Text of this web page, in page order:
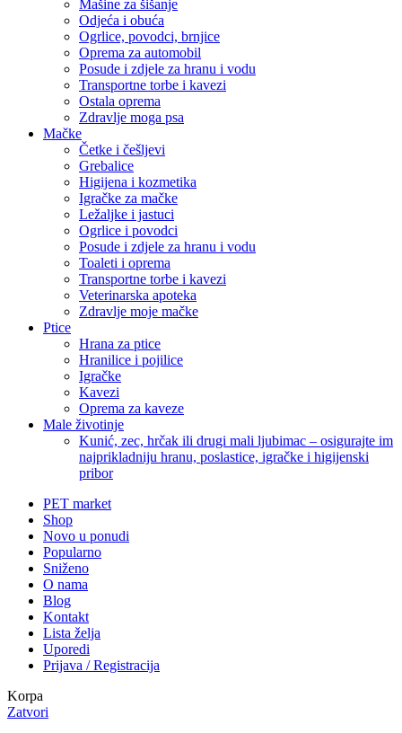
Mašine za šišanje
Odjeća i obuća
Ogrlice, povodci, brnjice
Oprema za automobil
Posude i zdjele za hranu i vodu
Transportne torbe i kavezi
Ostala oprema
Zdravlje moga psa
Mačke
Četke i češljevi
Grebalice
Higijena i kozmetika
Igračke za mačke
Ležaljke i jastuci
Ogrlice i povodci
Posude i zdjele za hranu i vodu
Toaleti i oprema
Transportne torbe i kavezi
Veterinarska apoteka
Zdravlje moje mačke
Ptice
Hrana za ptice
Hranilice i pojilice
Igračke
Kavezi
Oprema za kaveze
Male životinje
Kunić, zec, hrčak ili drugi mali ljubimac – osigurajte im
najprikladniju hranu, poslastice, igračke i higijenski
pribor
PET market
Shop
Novo u ponudi
Popularno
Sniženo
O nama
Blog
Kontakt
Lista želja
Uporedi
Prijava / Registracija
Korpa
Zatvori